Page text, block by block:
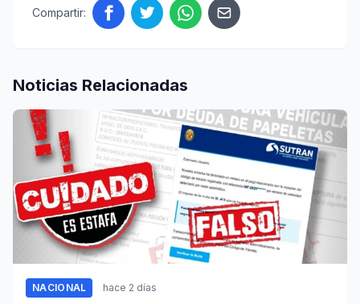
Compartir:
Noticias Relacionadas
NACIONAL hace 2 días